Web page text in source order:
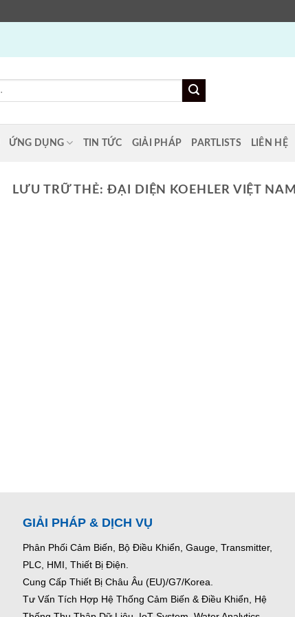
ỨNG DỤNG TIN TỨC GIẢI PHÁP PARTLISTS LIÊN HỆ
LƯU TRỮ THẺ: ĐẠI DIỆN KOEHLER VIỆT NAM
GIẢI PHÁP & DỊCH VỤ
Phân Phối Cảm Biến, Bộ Điều Khiển, Gauge, Transmitter,
PLC, HMI, Thiết Bị Điện.
Cung Cấp Thiết Bị Châu Âu (EU)/G7/Korea.
Tư Vấn Tích Hợp Hệ Thống Cảm Biến & Điều Khiển, Hệ